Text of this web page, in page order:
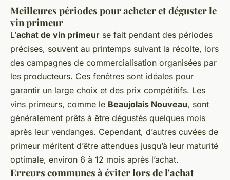
Meilleures périodes pour acheter et déguster le
vin primeur
L’achat de vin primeur se fait pendant des périodes
précises, souvent au printemps suivant la récolte, lors
des campagnes de commercialisation organisées par
les producteurs. Ces fenêtres sont idéales pour
garantir un large choix et des prix compétitifs. Les
vins primeurs, comme le Beaujolais Nouveau, sont
généralement prêts à être dégustés quelques mois
après leur vendanges. Cependant, d’autres cuvées de
primeur méritent d’être attendues jusqu’à leur maturité
optimale, environ 6 à 12 mois après l’achat.
Erreurs communes à éviter lors de l'achat